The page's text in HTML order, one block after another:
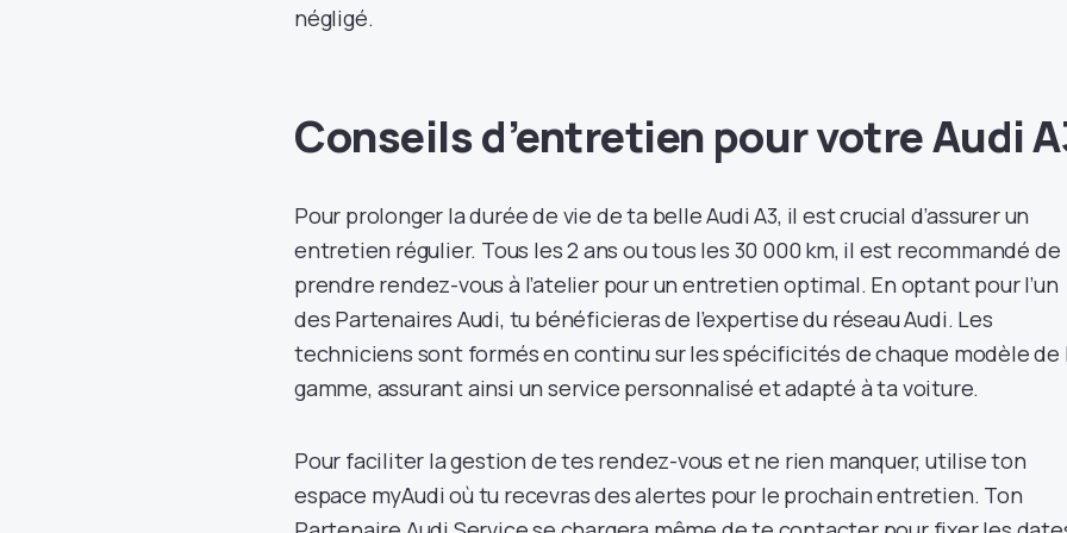
négligé.
Conseils d’entretien pour votre Audi
Pour prolonger la durée de vie de ta belle Audi A3, il est crucial d’assurer un
entretien régulier. Tous les 2 ans ou tous les 30 000 km, il est recommandé de
prendre rendez-vous à l’atelier pour un entretien optimal. En optant pour l’un
des Partenaires Audi, tu bénéficieras de l’expertise du réseau Audi. Les
techniciens sont formés en continu sur les spécificités de chaque modèle de
gamme, assurant ainsi un service personnalisé et adapté à ta voiture.
Pour faciliter la gestion de tes rendez-vous et ne rien manquer, utilise ton
espace myAudi où tu recevras des alertes pour le prochain entretien. Ton